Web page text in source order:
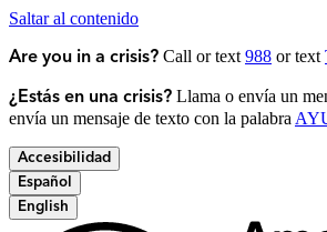
Saltar al contenido
Are you in a crisis? Call or text 988 or text
¿Estás en una crisis? Llama o envía un
envía un mensaje de texto con la palabra
Accesibilidad
Español
English